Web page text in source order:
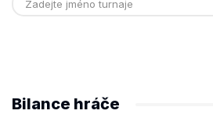
Bilance hráče